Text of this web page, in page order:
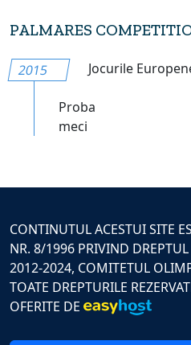
PALMARES
2015 Jocurile
Proba
meci
CONTINUTUL ACESTUI SITE
NR. 8/1996 PRIVIND
2012-2024, COMITETUL
TOATE DREPTURILE
OFERITE DE